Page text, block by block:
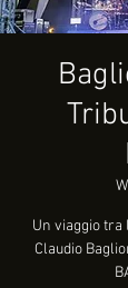
Un viaggio
Claudio